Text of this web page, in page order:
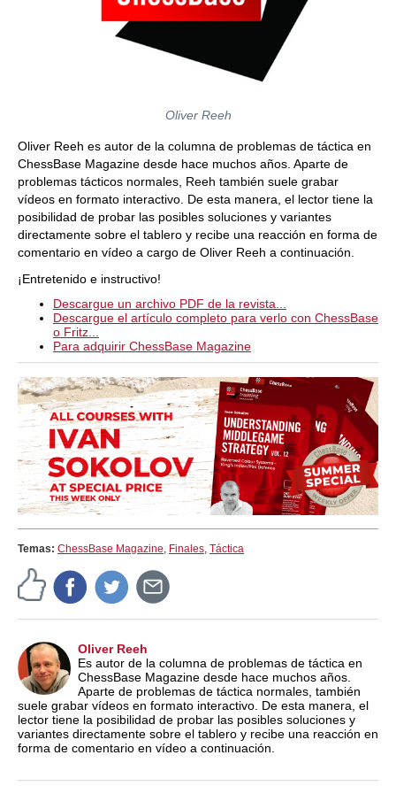
Oliver Reeh
Oliver Reeh es autor de la columna de problemas de táctica en
ChessBase Magazine desde hace muchos años. Aparte de
problemas tácticos normales, Reeh también suele grabar
vídeos en formato interactivo. De esta manera, el lector tiene la
posibilidad de probar las posibles soluciones y variantes
directamente sobre el tablero y recibe una reacción en forma de
comentario en vídeo a cargo de Oliver Reeh a continuación.
¡Entretenido e instructivo!
Descargue un archivo PDF de la revista...
Descargue el artículo completo para verlo con ChessBase
o Fritz...
Para adquirir ChessBase Magazine
Temas: ChessBase Magazine, Finales, Táctica
Oliver Reeh
Es autor de la columna de problemas de táctica en
ChessBase Magazine desde hace muchos años.
Aparte de problemas de táctica normales, también
suele grabar vídeos en formato interactivo. De esta manera, el
lector tiene la posibilidad de probar las posibles soluciones y
variantes directamente sobre el tablero y recibe una reacción en
forma de comentario en vídeo a continuación.